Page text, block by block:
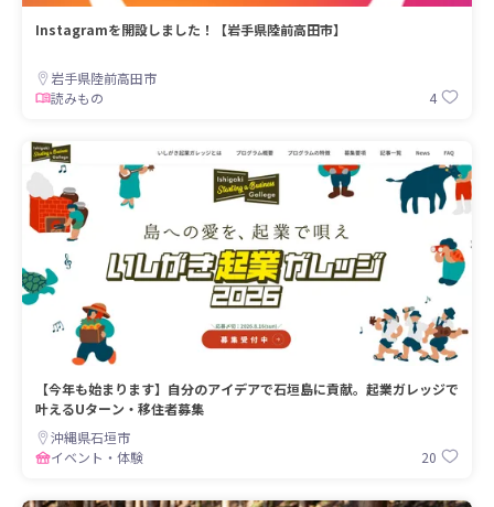
Instagramを開設しました！【岩手県陸前高田市】
岩手県陸前高田市
読みもの
4
【今年も始まります】自分のアイデアで石垣島に貢献。起業ガレッジで
叶えるUターン・移住者募集
沖縄県石垣市
イベント・体験
20